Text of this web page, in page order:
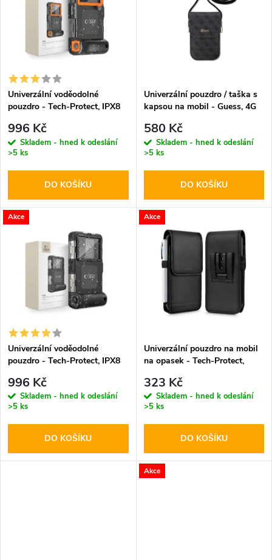
í
p
r
o
d
u
s
p
r
o
d
ů
Univerzální voděodolné
pouzdro - Tech-Protect, IPX8
Orange
996 Kč
Skladem - hned k odeslání
>5 ks
DO KOŠÍKU
Univerzální pouzdro / taška s
kapsou na mobil - Guess, 4G
580 Kč
Skladem - hned k odeslání
>5 ks
DO KOŠÍKU
Akce
Univerzální voděodolné
pouzdro - Tech-Protect, IPX8
996 Kč
Skladem - hned k odeslání
>5 ks
DO KOŠÍKU
Akce
Univerzální pouzdro na mobil
na opasek - Tech-Protect,
323 Kč
Skladem - hned k odeslání
>5 ks
DO KOŠÍKU
Akce